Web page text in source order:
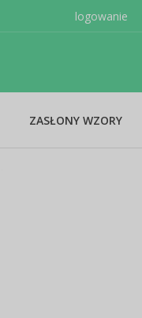
logowanie
ZASŁONY WZORY